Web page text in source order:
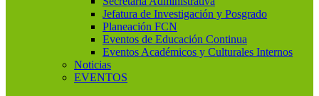
Jefatura de Investigación y Posgrado
Planeación FCN
Eventos de Educación Continua
Eventos Académicos y Culturales Internos
Noticias
EVENTOS